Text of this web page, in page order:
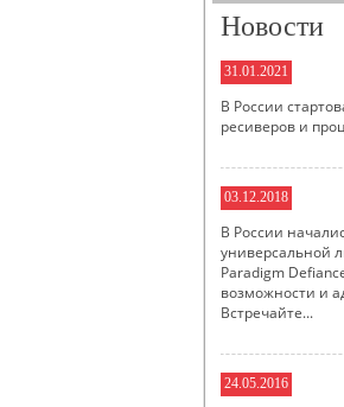
Новости
31.01.2021
В России
ресиверов и
03.12.2018
В России
универсальной
Paradigm
возможности и
Встречайте...
24.05.2016